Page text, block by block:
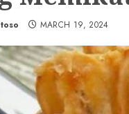
MARCH 19, 2024